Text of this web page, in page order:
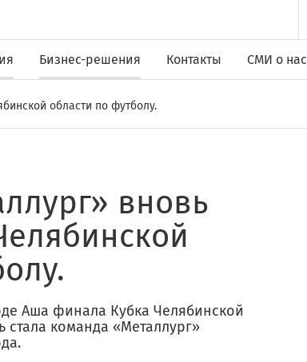
Бизнес-решения Контакты СМИ о нас
области по футболу.
вновь
Аша финала Кубка Челябинской
стала команда «Металлург»